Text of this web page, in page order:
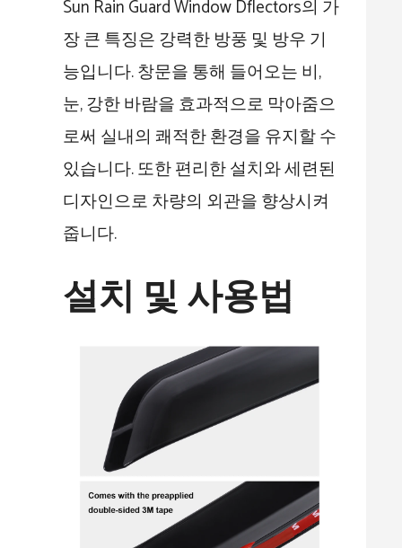
Sun Rain Guard Window Dflectors의 가
장 큰 특징은 강력한 방풍 및 방우 기
능입니다. 창문을 통해 들어오는 비,
눈, 강한 바람을 효과적으로 막아줌으
로써 실내의 쾌적한 환경을 유지할 수
있습니다. 또한 편리한 설치와 세련된
디자인으로 차량의 외관을 향상시켜
줍니다.
설치 및 사용법